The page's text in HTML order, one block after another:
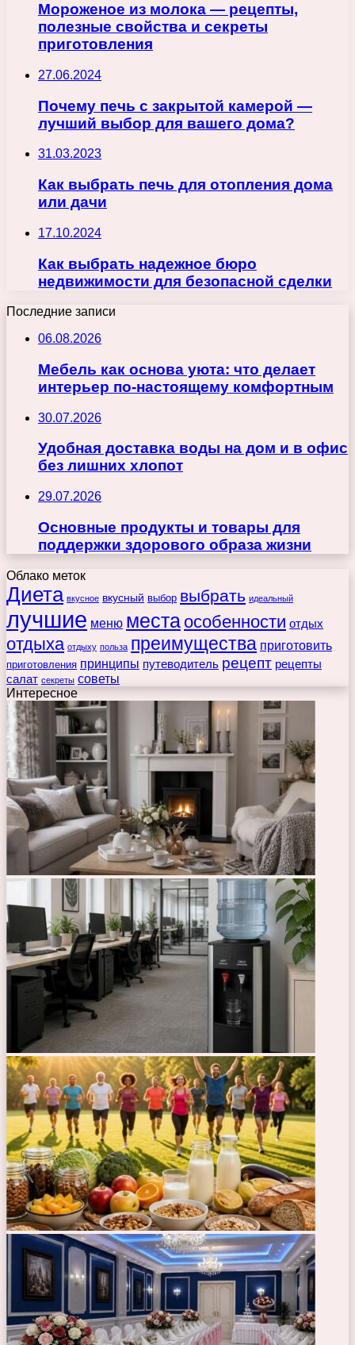
Мороженое из молока — рецепты,
полезные свойства и секреты
приготовления
27.06.2024
Почему печь с закрытой камерой —
лучший выбор для вашего дома?
31.03.2023
Как выбрать печь для отопления дома
или дачи
17.10.2024
Как выбрать надежное бюро
недвижимости для безопасной сделки
Последние записи
06.08.2026
Мебель как основа уюта: что делает
интерьер по-настоящему комфортным
30.07.2026
Удобная доставка воды на дом и в офис
без лишних хлопот
29.07.2026
Основные продукты и товары для
поддержки здорового образа жизни
Облако меток
Диета вкусное вкусный выбор выбрать идеальный
лучшие меню места особенности отдых
отдыха отдыху польза преимущества приготовить
приготовления принципы путеводитель рецепт рецепты
салат секреты советы
Интересное